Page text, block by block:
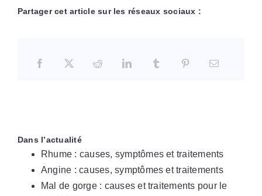
Partager cet article sur les réseaux sociaux :
Dans l’actualité
Rhume : causes, symptômes et traitements
Angine : causes, symptômes et traitements
Mal de gorge : causes et traitements pour le